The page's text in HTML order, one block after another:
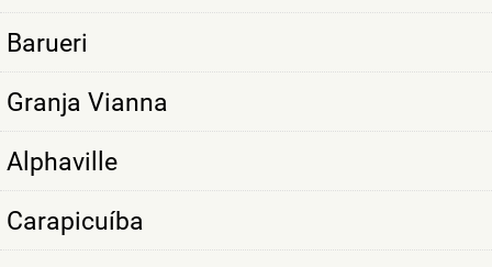
Barueri
Granja Vianna
Alphaville
Carapicuíba